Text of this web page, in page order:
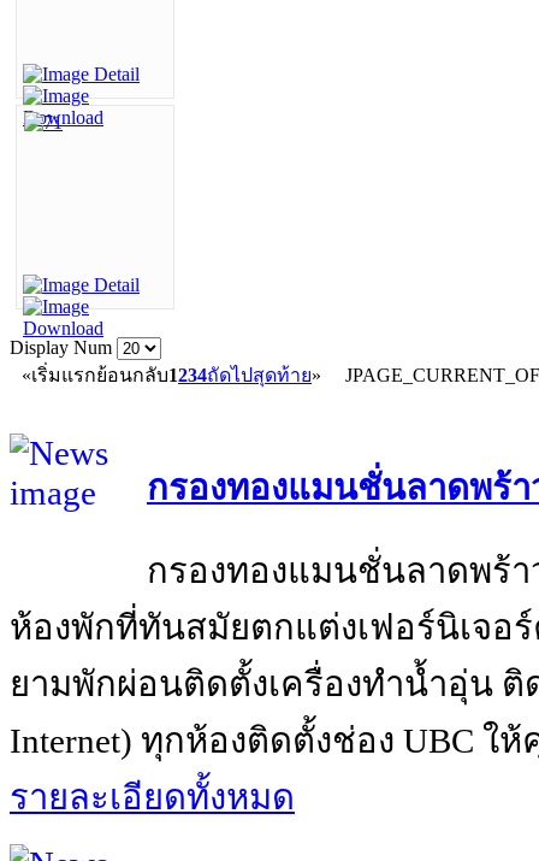
Display Num
«เริ่มแรกย้อนกลับ1234ถัดไปสุดท้าย»
กรองทองแมนชั่นลาดพร้า
กรองทองแมนชั่นลาดพร้า
ห้องพักที่ทันสมัยตกแต่งเฟอร์นิเจ
ยามพักผ่อนติดตั้งเครื่องทำน้ำอุ่น ติ
Internet) ทุกห้องติดตั้งช่อง UBC ใ
รายละเอียดทั้งหมด